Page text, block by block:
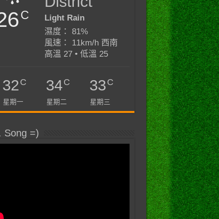
C
Light Rain
濕度： 81%
風速： 11km/h 西南
高溫 27 • 低溫 25
32C
星期一
34C
星期二
33C
星期三
Song =)